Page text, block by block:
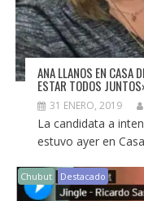
ANA LLANOS EN CASA
ESTAR TODOS
31 ENERO, 2019
La candidata a
estuvo ayer en
Chubut Destacado